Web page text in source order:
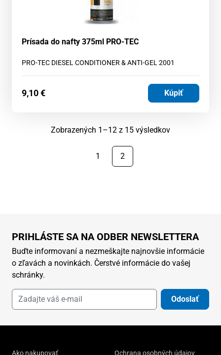
Prísada do nafty 375ml PRO-TEC
PRO-TEC DIESEL CONDITIONER & ANTI-GEL 2001
9,10€ Kúpiť
Zobrazených 1–12 z 15 výsledkovZoradené
1 2
PRIHLÁSTE SA NA ODBER NEWSLETTERA
Buďte informovaní a nezmeškajte najnovšie informácie
o zľavách a novinkách. Čerstvé informácie do vašej
schránky.
Odoslať
Ako nakupovať
Ochrana osobných údajov